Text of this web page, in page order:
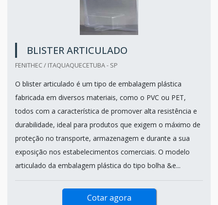
BLISTER ARTICULADO
FENITHEC / ITAQUAQUECETUBA - SP
O blister articulado é um tipo de embalagem plástica
fabricada em diversos materiais, como o PVC ou PET,
todos com a característica de promover alta resistência e
durabilidade, ideal para produtos que exigem o máximo de
proteção no transporte, armazenagem e durante a sua
exposição nos estabelecimentos comerciais. O modelo
articulado da embalagem plástica do tipo bolha &e...
Cotar agora